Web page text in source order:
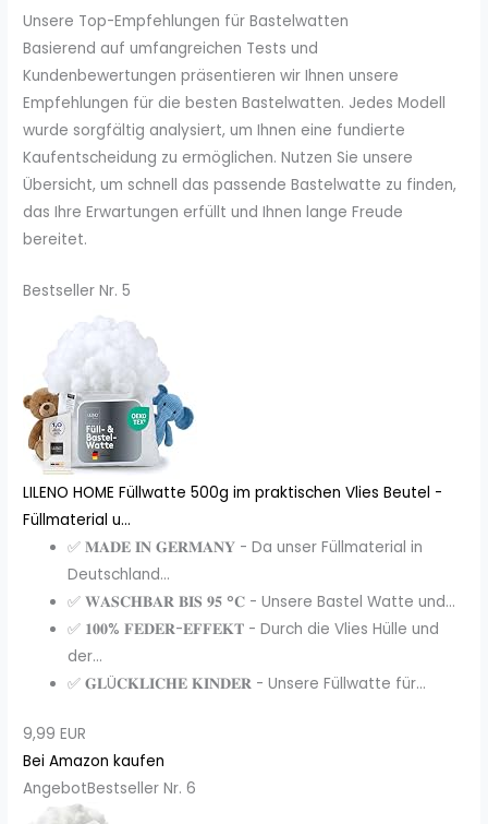
Unsere Top-Empfehlungen für Bastelwatten
Basierend auf umfangreichen Tests und
Kundenbewertungen präsentieren wir Ihnen unsere
Empfehlungen für die besten Bastelwatten. Jedes Modell
wurde sorgfältig analysiert, um Ihnen eine fundierte
Kaufentscheidung zu ermöglichen. Nutzen Sie unsere
Übersicht, um schnell das passende Bastelwatte zu finden,
das Ihre Erwartungen erfüllt und Ihnen lange Freude
bereitet.
Bestseller Nr. 5
LILENO HOME Füllwatte 500g im praktischen Vlies Beutel -
Füllmaterial u...
✅ 𝐌𝐀𝐃𝐄 𝐈𝐍 𝐆𝐄𝐑𝐌𝐀𝐍𝐘 - Da unser Füllmaterial in
Deutschland...
✅ 𝐖𝐀𝐒𝐂𝐇𝐁𝐀𝐑 𝐁𝐈𝐒 𝟗𝟓 °𝐂 - Unsere Bastel Watte und...
✅ 𝟏𝟎𝟎% 𝐅𝐄𝐃𝐄𝐑-𝐄𝐅𝐅𝐄𝐊𝐓 - Durch die Vlies Hülle und
der...
✅ 𝐆𝐋Ü𝐂𝐊𝐋𝐈𝐂𝐇𝐄 𝐊𝐈𝐍𝐃𝐄𝐑 - Unsere Füllwatte für...
9,99 EUR
Bei Amazon kaufen
AngebotBestseller Nr. 6